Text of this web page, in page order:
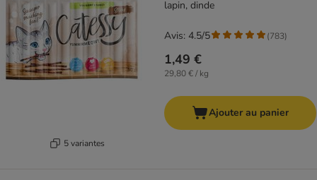
5 variantes
lapin, dinde
1,49 €
29,80 € / kg
Avis: 4.5/5 (783)
Ajouter au panier